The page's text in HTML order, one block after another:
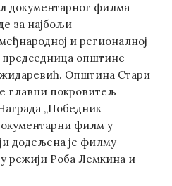
документарног филма
за најбољи
и регионалној
председница општине
Општина Стари
главни покровитељ
„Победник
филм у
додељена је филму
режији Роба Лемкина и